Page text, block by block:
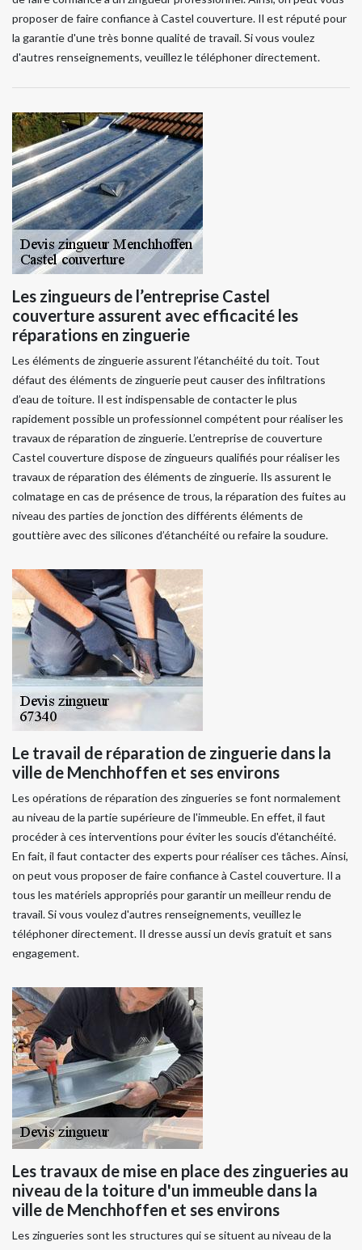
proposer de faire confiance à Castel couverture. Il est réputé pour
la garantie d'une très bonne qualité de travail. Si vous voulez
d'autres renseignements, veuillez le téléphoner directement.
Les zingueurs de l’entreprise Castel
couverture assurent avec efficacité les
réparations en zinguerie
Les éléments de zinguerie assurent l’étanchéité du toit. Tout
défaut des éléments de zinguerie peut causer des infiltrations
d’eau de toiture. Il est indispensable de contacter le plus
rapidement possible un professionnel compétent pour réaliser les
travaux de réparation de zinguerie. L’entreprise de couverture
Castel couverture dispose de zingueurs qualifiés pour réaliser les
travaux de réparation des éléments de zinguerie. Ils assurent le
colmatage en cas de présence de trous, la réparation des fuites au
niveau des parties de jonction des différents éléments de
gouttière avec des silicones d’étanchéité ou refaire la soudure.
Le travail de réparation de zinguerie dans la
ville de Menchhoffen et ses environs
Les opérations de réparation des zingueries se font normalement
au niveau de la partie supérieure de l'immeuble. En effet, il faut
procéder à ces interventions pour éviter les soucis d'étanchéité.
En fait, il faut contacter des experts pour réaliser ces tâches. Ainsi,
on peut vous proposer de faire confiance à Castel couverture. Il a
tous les matériels appropriés pour garantir un meilleur rendu de
travail. Si vous voulez d'autres renseignements, veuillez le
téléphoner directement. Il dresse aussi un devis gratuit et sans
engagement.
Les travaux de mise en place des zingueries au
niveau de la toiture d'un immeuble dans la
ville de Menchhoffen et ses environs
Les zingueries sont les structures qui se situent au niveau de la